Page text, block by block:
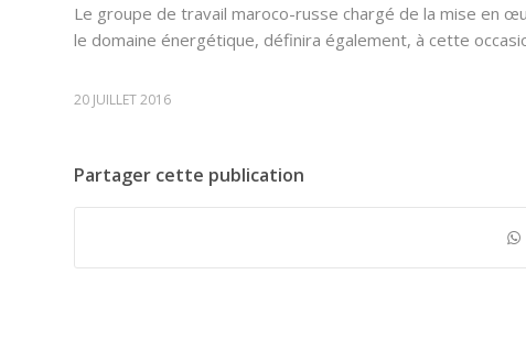
Le groupe de travail maroco-russe chargé de la mise en
le domaine énergétique, définira également, à cette
20 JUILLET 2016
Partager cette publication